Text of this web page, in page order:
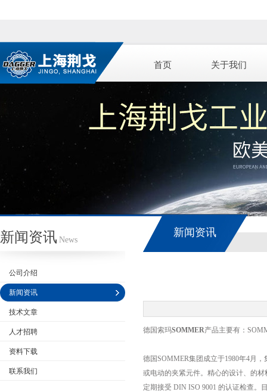
首页 关于我们
新闻资讯 News
公司介绍
新闻资讯
技术文章
人才招聘
资料下载
联系我们
新闻资讯
德国索玛SOMMER产品主要有：
德国SOMMER集团成立于1980年4月
或电动的夹紧元件。精心的设计、的
定期接受 DIN ISO 9001 的认证检查。